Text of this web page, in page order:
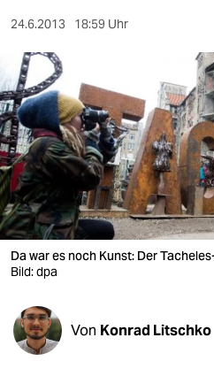
sport
berlin
nord
wahrheit
verlag
verlag
veranstaltungen
fragen & hilfe
unterstützen
24.6.2013 18:59 Uhr
Da war es noch Kunst: Der
Bild: dpa
Von Konrad Litschko